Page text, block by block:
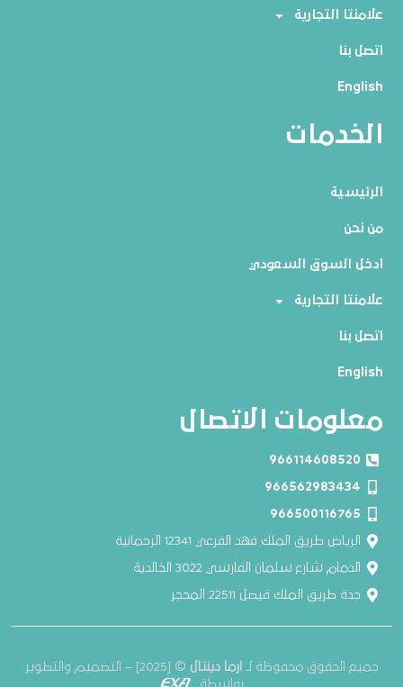
علامنتا التجارية
اتصل بنا
English
الخدمات
الرئيسية
من نحن
ادخل السوق السعودي
علامنتا التجارية
اتصل بنا
English
معلومات الاتصال
966114608520
966562983434
966500116765
الرياض طريق الملك فهد الفرعي 12341 الرحمانية
الدمام شارع سلمان الفارسي 3022 الخالدية
جدة طريق الملك فيصل 22511 المحجر
جميع الحقوق محفوظة لـ ارما دينتال
© [2025] – التصميم والتطوير
بواسطة